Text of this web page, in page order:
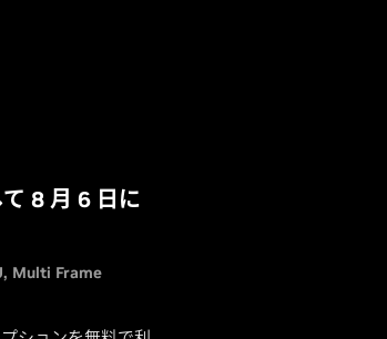
8 月 6 日に
Multi Frame